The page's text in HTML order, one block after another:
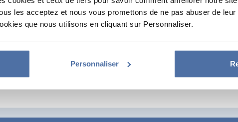
les acceptez et nous vous promettons de ne pas abuser de leur
que nous utilisons en cliquant sur Personnaliser.
Personnaliser